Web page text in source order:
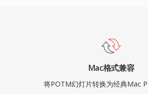
Mac格式兼容
将POTM幻灯片转换为经典Mac